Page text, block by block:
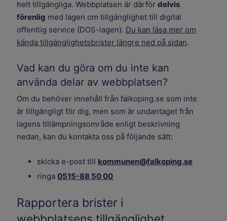
helt tillgängliga. Webbplatsen är därfördelvis
förenlig med lagen om tillgänglighet till digital
offentlig service (DOS-lagen). Du kan läsa mer om
kända tillgänglighetsbrister längre ned på sidan.
Vad kan du göra om du inte kan
använda delar av webbplatsen?
Om du behöver innehåll från falkoping.se som inte
är tillgängligt för dig, men som är undantaget från
lagens tillämpningsområde enligt beskrivning
nedan, kan du kontakta oss på följande sätt:
skicka e-post till kommunen@falkoping.se
ringa0515-88 50 00
Rapportera brister i